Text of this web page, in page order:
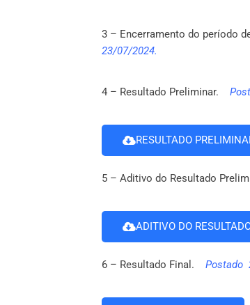
3 – Encerramento do período
23/07/2024.
4 – Resultado Preliminar.
RESULTADO
5 – Aditivo do Resultado
ADITIVO DO
6 – Resultado Final. Postado